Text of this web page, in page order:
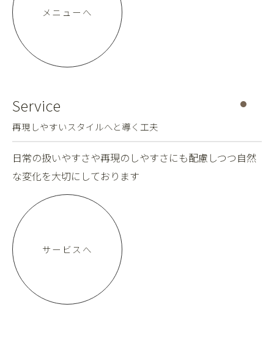
メニューへ
Service
再現しやすいスタイルへと導く工夫
日常の扱いやすさや再現のしやすさにも配慮しつつ自然
な変化を大切にしております
サービスへ